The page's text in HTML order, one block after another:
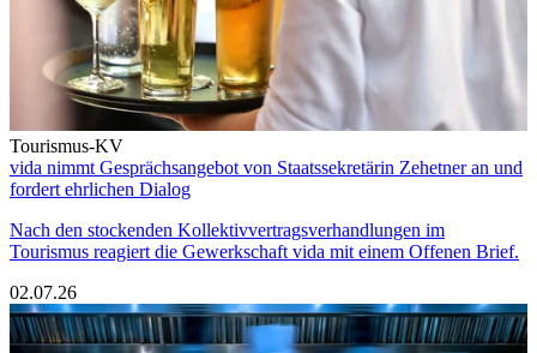
Tourismus-KV
vida nimmt Gesprächsangebot von Staatssekretärin Zehetner an und
fordert ehrlichen Dialog
Nach den stockenden Kollektivvertragsverhandlungen im
Tourismus reagiert die Gewerkschaft vida mit einem Offenen Brief.
02.07.26